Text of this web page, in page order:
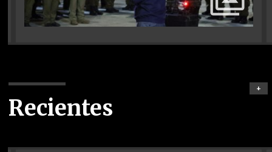
Recientes
+